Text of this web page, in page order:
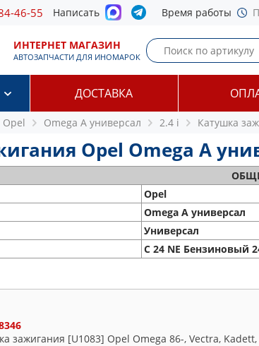
46-55 Написать Время работы
ИНТЕРНЕТ МАГАЗИН
АВТОЗАПЧАСТИ ДЛЯ ИНОМАРОК
ДОСТАВКА
Opel Omega A универсал 2.4 i Катушка
Opel Omega A
Opel
Omega A универсал
Универсал
C 24 NE Бензиновый
зажигания [U1083] Opel Omega 86-, Vectra,